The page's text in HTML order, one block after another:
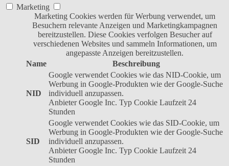
Marketing
Marketing Cookies werden für Werbung verwendet, um
Besuchern relevante Anzeigen und Marketingkampagnen
bereitzustellen. Diese Cookies verfolgen Besucher auf
verschiedenen Websites und sammeln Informationen, um
angepasste Anzeigen bereitzustellen.
Name
Beschreibung
NID
Google verwendet Cookies wie das NID-Cookie, um
Werbung in Google-Produkten wie der Google-Suche
individuell anzupassen.
Anbieter Google Inc. Typ Cookie Laufzeit 24
Stunden
SID
Google verwendet Cookies wie das SID-Cookie, um
Werbung in Google-Produkten wie der Google-Suche
individuell anzupassen.
Anbieter Google Inc. Typ Cookie Laufzeit 24
Stunden